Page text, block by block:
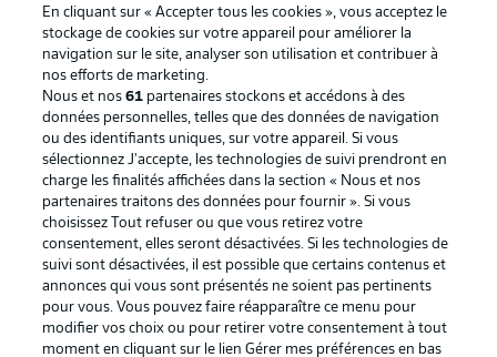
La publicité Conditions d’utilisation des
Mentions Légales Gérer mes préférences
Déclaration de
confidentialité
Diffuseurs
En cliquant sur « Accepter tous les cookies », vous acceptez le
stockage de cookies sur votre appareil pour améliorer la
navigation sur le site, analyser son utilisation et contribuer à
nos efforts de marketing.
Nous et nos61 partenaires stockons et accédons à des
données personnelles, telles que des données de navigation
ou des identifiants uniques, sur votre appareil. Si vous
sélectionnez J'accepte, les technologies de suivi prendront en
charge les finalités affichées dans la section « Nous et nos
partenaires traitons des données pour fournir ». Si vous
choisissez Tout refuser ou que vous retirez votre
consentement, elles seront désactivées. Si les technologies de
suivi sont désactivées, il est possible que certains contenus et
annonces qui vous sont présentés ne soient pas pertinents
pour vous. Vous pouvez faire réapparaître ce menu pour
modifier vos choix ou pour retirer votre consentement à tout
moment en cliquant sur le lien Gérer mes préférences en bas